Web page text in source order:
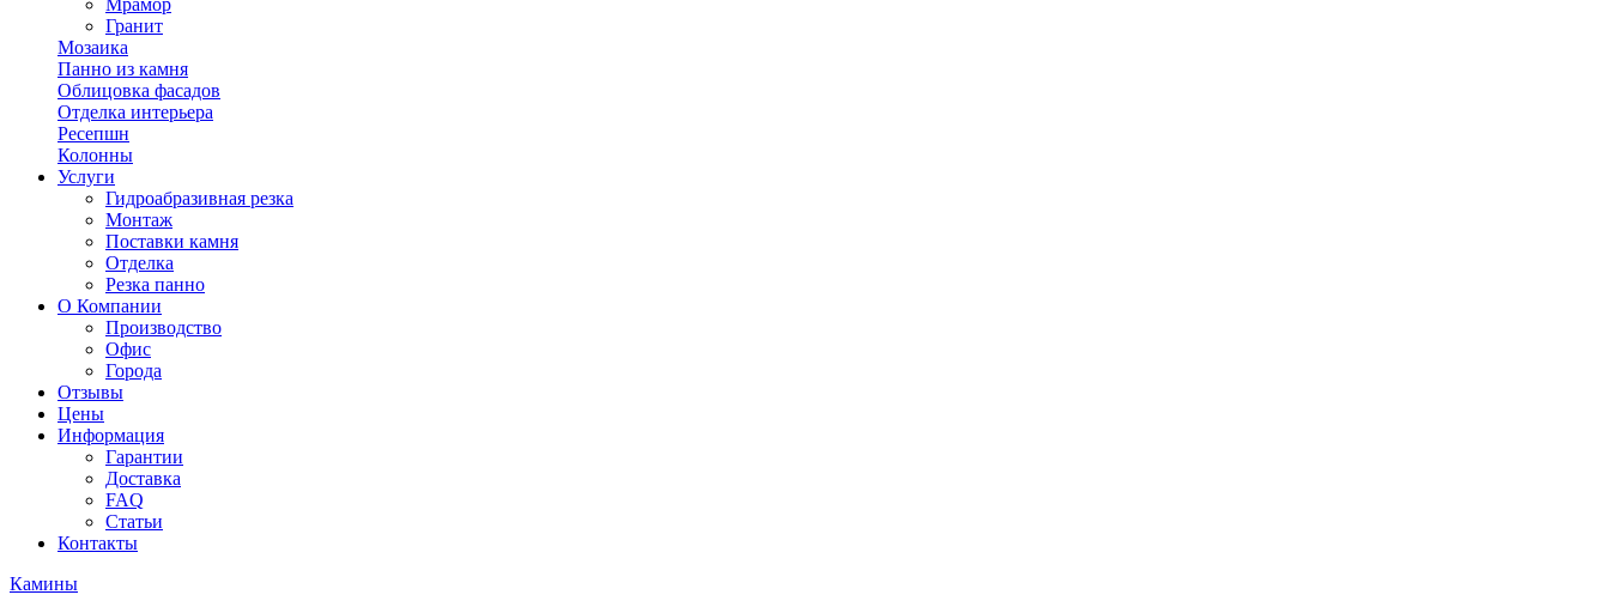
Мрамор
Гранит
Мозаика
Панно из камня
Облицовка фасадов
Отделка интерьера
Ресепшн
Колонны
Услуги
Гидроабразивная резка
Монтаж
Поставки камня
Отделка
Резка панно
О Компании
Производство
Офис
Города
Отзывы
Цены
Информация
Гарантии
Доставка
FAQ
Статьи
Контакты
Камины